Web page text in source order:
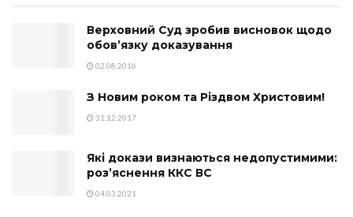
Верховний Суд зробив висновок щодо
обов’язку доказування
02.08.2016
З Новим роком та Різдвом Христовим!
31.12.2017
Які докази визнаються недопустимими:
роз’яснення ККС ВС
04.03.2021